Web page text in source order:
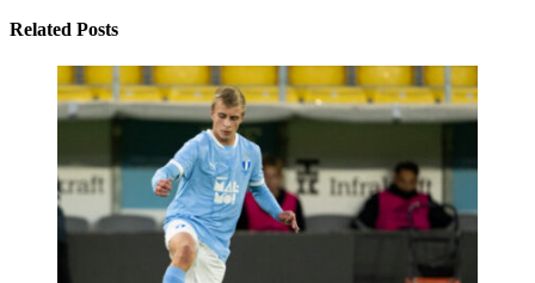
Related Posts